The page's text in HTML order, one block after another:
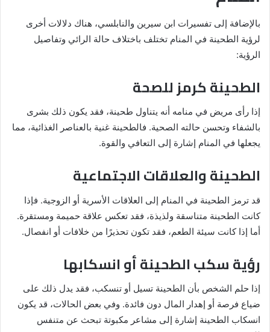
بالإضافة إلى تفسيرات ابن سيرين والنابلسي، هناك دلالات أخرى
لرؤية الطحينة في المنام تختلف باختلاف حالة الرائي وتفاصيل
الرؤية:
الطحينة كرمز للصحة
إذا رأى مريض في منامه أنه يتناول طحينة، فقد يكون ذلك بشرى
بالشفاء وتحسن حالته الصحية. فالطحينة غنية بالعناصر الغذائية، مما
يجعلها في المنام إشارة إلى التعافي والقوة.
الطحينة والعلاقات الاجتماعية
قد ترمز الطحينة في المنام إلى العلاقات الأسرية أو الزوجية. فإذا
كانت الطحينة متناسقة ولذيذة، فقد تعكس علاقة حميمة ومستقرة.
أما إذا كانت سيئة الطعم، فقد تكون تحذيرًا من خلافات أو انفصال.
رؤية سكب الطحينة أو انسكابها
إذا حلم الشخص بأن الطحينة تسيل أو تنسكب، فقد يدل ذلك على
ضياع فرصة أو إهدار المال دون فائدة. وفي بعض الحالات، قد يكون
انسكاب الطحينة إشارة إلى مشاعر مكبوتة تبحث عن متنفس